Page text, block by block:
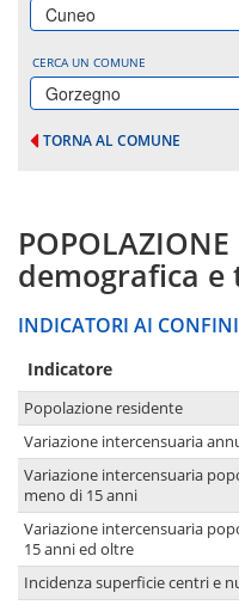
Cuneo
CERCA UN COMUNE
Gorzegno
TORNA AL COMUNE
POPOLAZIONE
demografica
INDICATORI AI
Indicatore
Popolazione residente
Variazione intercensuaria
Variazione intercensuaria
meno di 15 anni
Variazione intercensuaria
15 anni ed oltre
Incidenza superficie centri e